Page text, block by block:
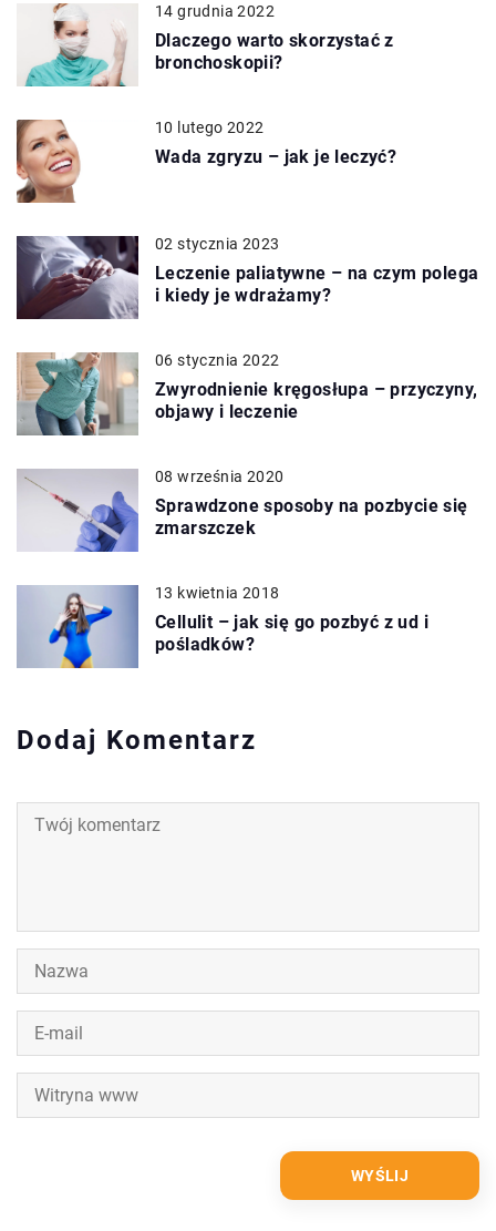
14 grudnia 2022
Dlaczego warto skorzystać z
bronchoskopii?
10 lutego 2022
Wada zgryzu – jak je leczyć?
02 stycznia 2023
Leczenie paliatywne – na czym polega
i kiedy je wdrażamy?
06 stycznia 2022
Zwyrodnienie kręgosłupa – przyczyny,
objawy i leczenie
08 września 2020
Sprawdzone sposoby na pozbycie się
zmarszczek
13 kwietnia 2018
Cellulit – jak się go pozbyć z ud i
pośladków?
Dodaj Komentarz